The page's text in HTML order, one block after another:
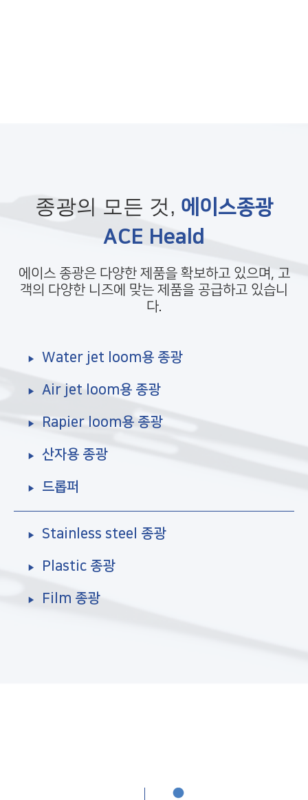
종광의 모든 것, 에이스종광
ACE Heald
에이스 종광은 다양한 제품을 확보하고 있으며, 고
객의 다양한 니즈에 맞는 제품을 공급하고 있습니
다.
Water jet loom용 종광
Air jet loom용 종광
Rapier loom용 종광
산자용 종광
드롭퍼
Stainless steel 종광
Plastic 종광
Film 종광